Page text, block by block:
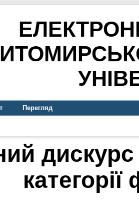
Перегляд
дискурс